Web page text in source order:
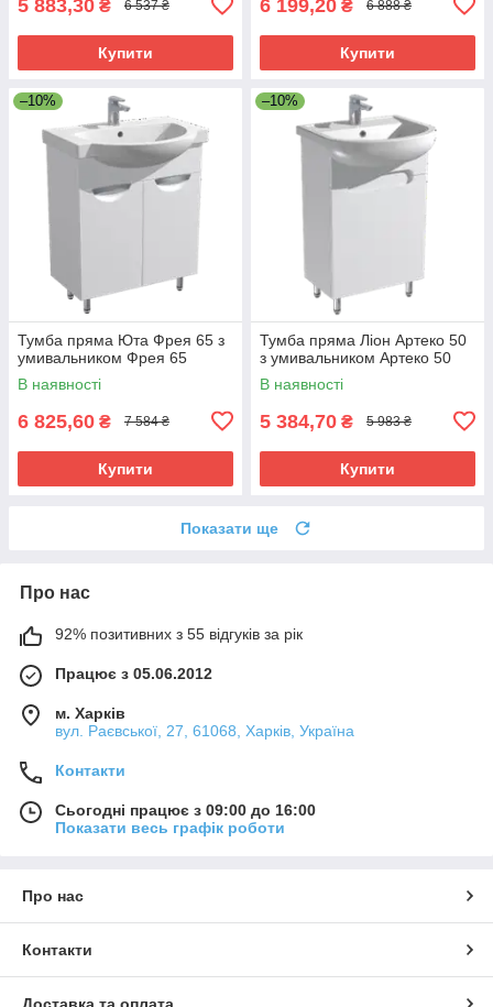
5 883,30 ₴ 6 537 ₴
Купити
6 199,20 ₴ 6 888 ₴
Купити
–10%
Тумба пряма Юта Фрея 65 з
умивальником Фрея 65
В наявності
6 825,60 ₴ 7 584 ₴
Купити
–10%
Тумба пряма Ліон Артеко 50
з умивальником Артеко 50
В наявності
5 384,70 ₴ 5 983 ₴
Купити
Показати ще
Про нас
92% позитивних з 55 відгуків за рік
Працює з 05.06.2012
м. Харків
вул. Раєвської, 27, 61068, Харків, Україна
Контакти
Сьогодні працює з 09:00 до 16:00
Показати весь графік роботи
Про нас
Контакти